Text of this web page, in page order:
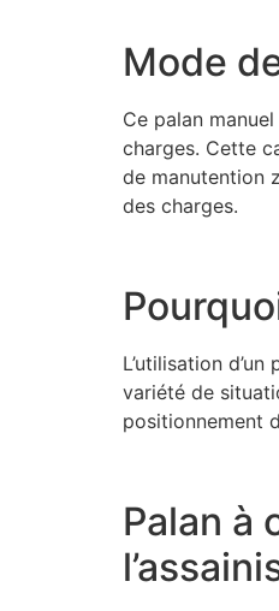
Mode
Ce palan
charges. Cette
de manutention
des charges.
L’utilisation
variété de
positionnement
Palan à